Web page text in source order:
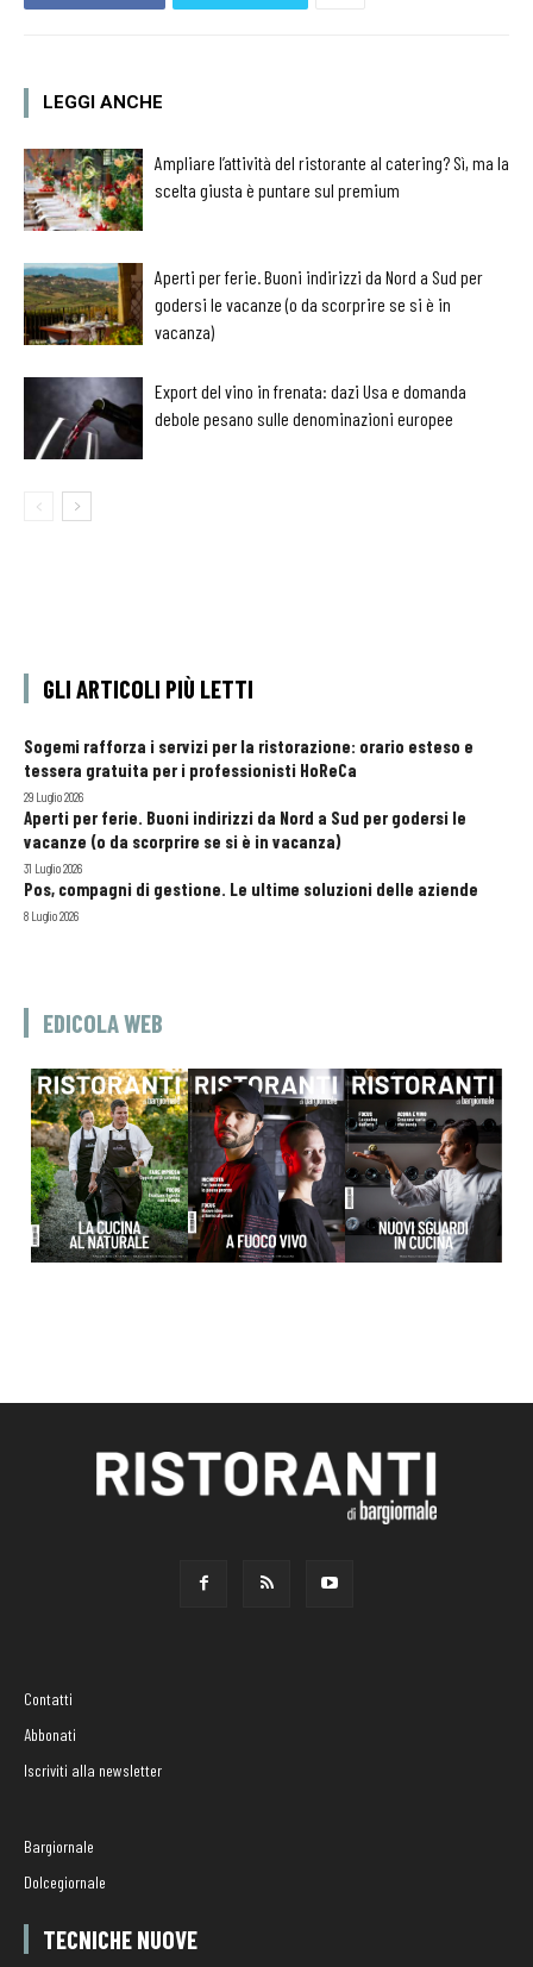
LEGGI ANCHE
Ampliare l’attività del ristorante al catering? Sì, ma la
scelta giusta è puntare sul premium
Aperti per ferie. Buoni indirizzi da Nord a Sud per
godersi le vacanze (o da scorprire se si è in
vacanza)
Export del vino in frenata: dazi Usa e domanda
debole pesano sulle denominazioni europee
GLI ARTICOLI PIÙ LETTI
Sogemi rafforza i servizi per la ristorazione: orario esteso e
tessera gratuita per i professionisti HoReCa
29 Luglio 2026
Aperti per ferie. Buoni indirizzi da Nord a Sud per godersi le
vacanze (o da scorprire se si è in vacanza)
31 Luglio 2026
Pos, compagni di gestione. Le ultime soluzioni delle aziende
8 Luglio 2026
EDICOLA WEB
Contatti
Abbonati
Iscriviti alla newsletter
Bargiornale
Dolcegiornale
TECNICHE NUOVE